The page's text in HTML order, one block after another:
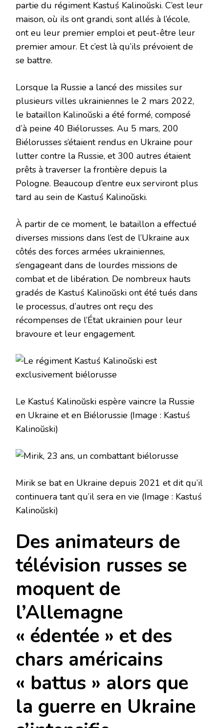
partie du régiment Kastuś Kalinoŭski. C’est leur
maison, où ils ont grandi, sont allés à l’école,
ont eu leur premier emploi et peut-être leur
premier amour. Et c’est là qu’ils prévoient de
se battre.
Lorsque la Russie a lancé des missiles sur
plusieurs villes ukrainiennes le 2 mars 2022,
le bataillon Kalinoŭski a été formé, composé
d’à peine 40 Biélorusses. Au 5 mars, 200
Biélorusses s’étaient rendus en Ukraine pour
lutter contre la Russie, et 300 autres étaient
prêts à traverser la frontière depuis la
Pologne. Beaucoup d’entre eux serviront plus
tard au sein de Kastuś Kalinoŭski.
À partir de ce moment, le bataillon a effectué
diverses missions dans l’est de l’Ukraine aux
côtés des forces armées ukrainiennes,
s’engageant dans de lourdes missions de
combat et de libération. De nombreux hauts
gradés de Kastuś Kalinoŭski ont été tués dans
le processus, d’autres ont reçu des
récompenses de l’État ukrainien pour leur
bravoure et leur engagement.
Le Kastuś Kalinoŭski espère vaincre la Russie
en Ukraine et en Biélorussie (Image : Kastuś
Kalinoŭski)
Mirik se bat en Ukraine depuis 2021 et dit qu’il
continuera tant qu’il sera en vie (Image : Kastuś
Kalinoŭski)
Des animateurs de
télévision russes se
moquent de
l’Allemagne
« édentée » et des
chars américains
« battus » alors que
la guerre en Ukraine